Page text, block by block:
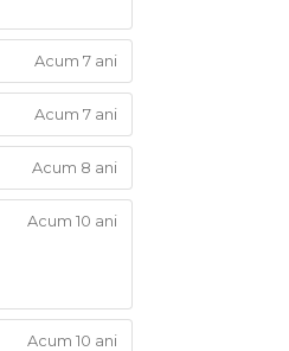
Acum 7 ani
Acum 7 ani
Acum 8 ani
Acum 10 ani
Acum 10 ani